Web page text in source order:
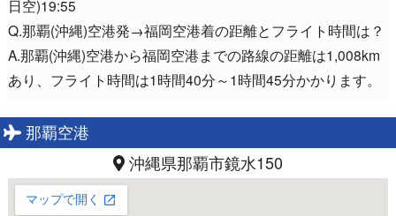
日空)19:55
Q.那覇(沖縄)空港発→福岡空港着の距離とフライト時間は？
A.那覇(沖縄)空港から福岡空港までの路線の距離は1,008km
あり、フライト時間は1時間40分～1時間45分かかります。
那覇空港
沖縄県那覇市鏡水150